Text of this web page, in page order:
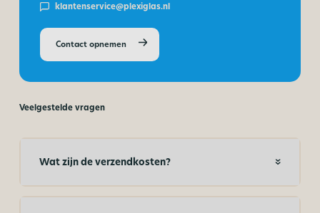
klantenservice@plexiglas.nl
Contact opnemen
Veelgestelde vragen
Wat zijn de verzendkosten?